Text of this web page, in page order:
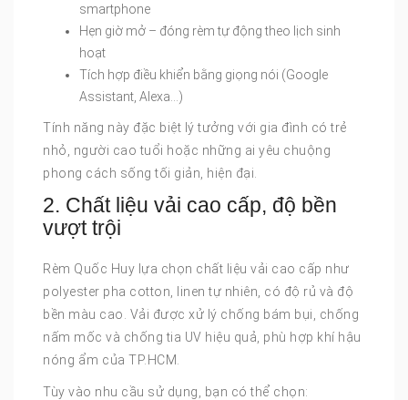
smartphone
Hẹn giờ mở – đóng rèm tự động theo lịch sinh
hoạt
Tích hợp điều khiển bằng giọng nói (Google
Assistant, Alexa…)
Tính năng này đặc biệt lý tưởng với gia đình có trẻ
nhỏ, người cao tuổi hoặc những ai yêu chuộng
phong cách sống tối giản, hiện đại.
2. Chất liệu vải cao cấp, độ bền
vượt trội
Rèm Quốc Huy lựa chọn chất liệu vải cao cấp như
polyester pha cotton, linen tự nhiên, có độ rủ và độ
bền màu cao. Vải được xử lý chống bám bụi, chống
nấm mốc và chống tia UV hiệu quả, phù hợp khí hậu
nóng ẩm của TP.HCM.
Tùy vào nhu cầu sử dụng, bạn có thể chọn: